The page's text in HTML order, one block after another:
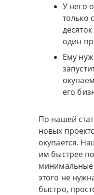
У него
только
один
Ему
его
По нашей
новых
окупается.
им быстрее
минимальные
этого не
быстро,